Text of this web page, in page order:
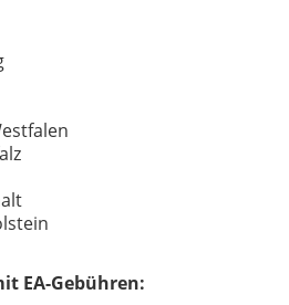
EA-Gebühren: